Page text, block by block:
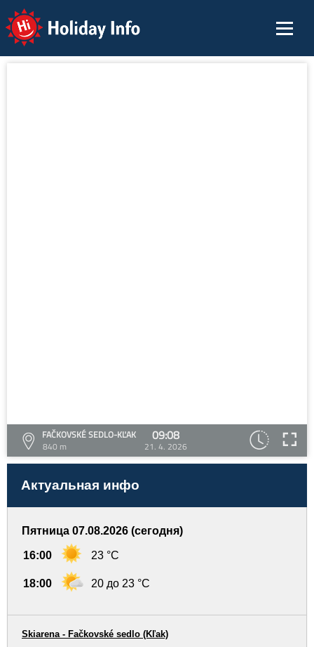
Holiday Info
FAČKOVSKÉ SEDLO-KĽAK
840 m
09:08
21. 4. 2026
Актуальная инфо
Пятница 07.08.2026 (сегодня)
16:00 23 °C
18:00 20 до 23 °C
Skiarena - Fačkovské sedlo (Kľak)